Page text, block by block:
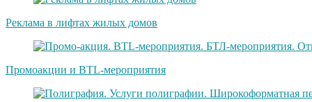
Реклама в лифтах жилых домов
Промоакции и BTL-мероприятия